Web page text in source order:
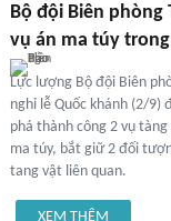
Bộ đội Biên phòng
vụ án ma túy
Lực lượng Bộ đội Biên
nghỉ lễ Quốc khánh (2/
phá thành công 2 vụ
ma túy, bắt giữ 2 đối
tang vật liên quan.
XEM THÊM